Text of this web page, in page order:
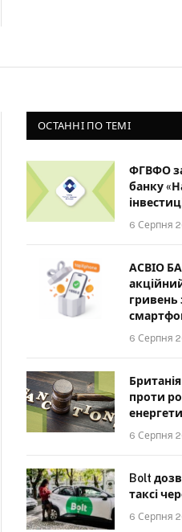
ОСТАННІ ПО ТЕМІ
ФГВФО
банку
6 Серпня
АСВІО
гривень
6 Серпня
проти
6 Серпня
Bolt
таксі
6 Серпня